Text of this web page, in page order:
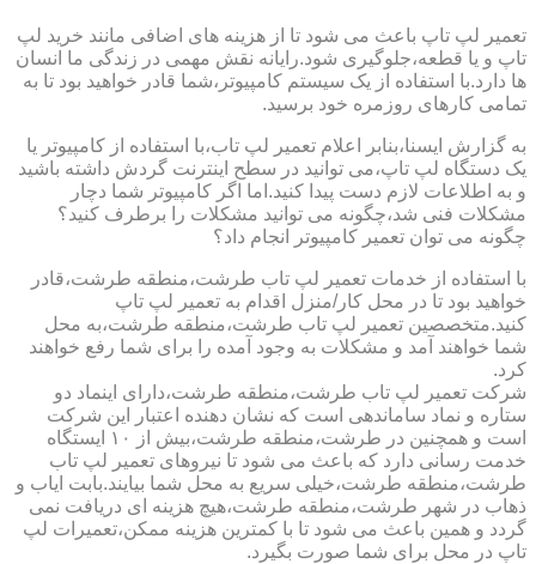
تعمیر لپ تاپ باعث می شود تا از هزینه های اضافی مانند خرید لپ
تاپ و یا قطعه،جلوگیری شود.رایانه نقش مهمی در زندگی ما انسان
ها دارد.با استفاده از یک سیستم کامپیوتر،شما قادر خواهید بود تا به
تمامی کارهای روزمره خود برسید.
به گزارش ایسنا،بنابر اعلام تعمیر لپ تاب،با استفاده از کامپیوتر یا
یک دستگاه لپ تاپ،می توانید در سطح اینترنت گردش داشته باشید
و به اطلاعات لازم دست پیدا کنید.اما اگر کامپیوتر شما دچار
مشکلات فنی شد،چگونه می توانید مشکلات را برطرف کنید؟
چگونه می توان تعمیر کامپیوتر انجام داد؟
با استفاده از خدمات تعمیر لپ تاب طرشت،منطقه طرشت،قادر
خواهید بود تا در محل کار/منزل اقدام به تعمیر لپ تاپ
کنید.متخصصین تعمیر لپ تاب طرشت،منطقه طرشت،به محل
شما خواهند آمد و مشکلات به وجود آمده را برای شما رفع خواهند
کرد.
شرکت تعمیر لپ تاب طرشت،منطقه طرشت،دارای اینماد دو
ستاره و نماد ساماندهی است که نشان دهنده اعتبار این شرکت
است و همچنین در طرشت،منطقه طرشت،بیش از ۱۰ ایستگاه
خدمت رسانی دارد که باعث می شود تا نیروهای تعمیر لپ تاب
طرشت،منطقه طرشت،خیلی سریع به محل شما بیایند.بابت ایاب و
ذهاب در شهر طرشت،منطقه طرشت،هیچ هزینه ای دریافت نمی
گردد و همین باعث می شود تا با کمترین هزینه ممکن،تعمیرات لپ
تاپ در محل برای شما صورت بگیرد.